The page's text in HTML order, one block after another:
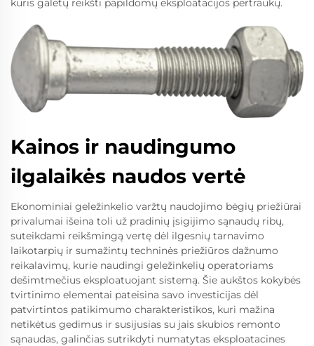
kuris galėtų reikšti papildomų eksploatacijos pertraukų.
Kainos ir naudingumo
ilgalaikės naudos vertė
Ekonominiai geležinkelio varžtų naudojimo bėgių priežiūrai
privalumai išeina toli už pradinių įsigijimo sąnaudų ribų,
suteikdami reikšmingą vertę dėl ilgesnių tarnavimo
laikotarpių ir sumažintų techninės priežiūros dažnumo
reikalavimų, kurie naudingi geležinkelių operatoriams
dešimtmečius eksploatuojant sistemą. Šie aukštos kokybės
tvirtinimo elementai pateisina savo investicijas dėl
patvirtintos patikimumo charakteristikos, kuri mažina
netikėtus gedimus ir susijusias su jais skubios remonto
sąnaudas, galinčias sutrikdyti numatytas eksploatacines